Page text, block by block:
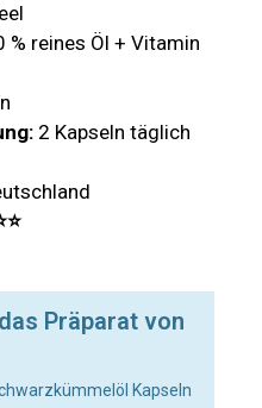
% reines Öl + Vitamin
2 Kapseln täglich
Präparat von
Kapseln